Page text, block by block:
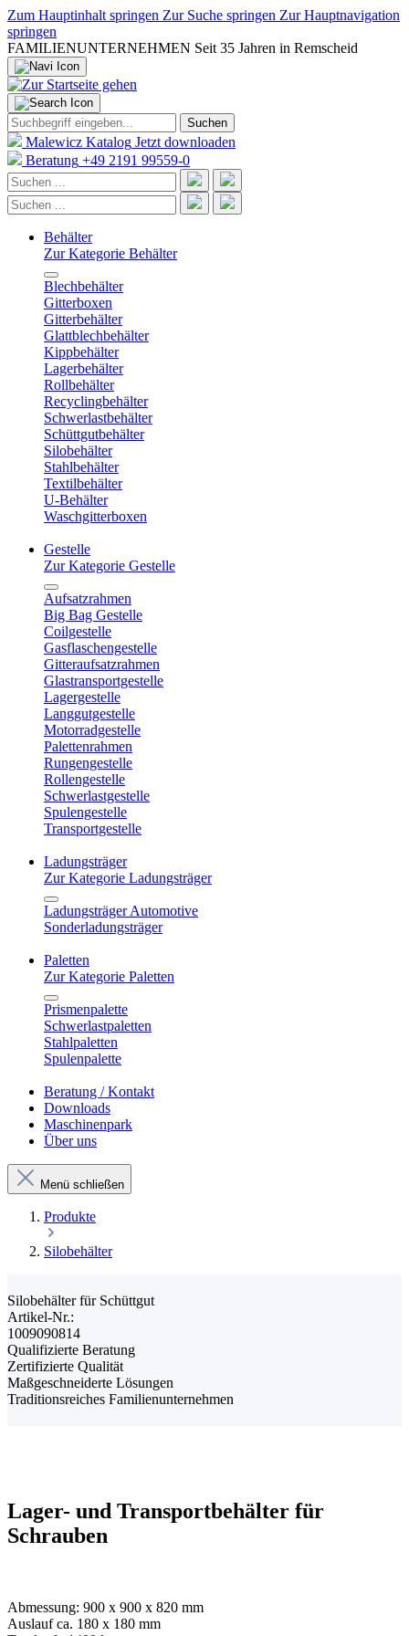
Zum Hauptinhalt springen Zur Suche springen Zur Hauptnavigation
springen
FAMILIENUNTERNEHMEN Seit 35 Jahren in Remscheid
Suchen
Malewicz Katalog Jetzt downloaden
Beratung +49 2191 99559-0
Behälter
Zur Kategorie Behälter
Blechbehälter
Gitterboxen
Gitterbehälter
Glattblechbehälter
Kippbehälter
Lagerbehälter
Rollbehälter
Recyclingbehälter
Schwerlastbehälter
Schüttgutbehälter
Silobehälter
Stahlbehälter
Textilbehälter
U-Behälter
Waschgitterboxen
Gestelle
Zur Kategorie Gestelle
Aufsatzrahmen
Big Bag Gestelle
Coilgestelle
Gasflaschengestelle
Gitteraufsatzrahmen
Glastransportgestelle
Lagergestelle
Langgutgestelle
Motorradgestelle
Palettenrahmen
Rungengestelle
Rollengestelle
Schwerlastgestelle
Spulengestelle
Transportgestelle
Ladungsträger
Zur Kategorie Ladungsträger
Ladungsträger Automotive
Sonderladungsträger
Paletten
Zur Kategorie Paletten
Prismenpalette
Schwerlastpaletten
Stahlpaletten
Spulenpalette
Beratung / Kontakt
Downloads
Maschinenpark
Über uns
Menü schließen
Produkte
Silobehälter
Silobehälter für Schüttgut
Artikel-Nr.:
1009090814
Qualifizierte Beratung
Zertifizierte Qualität
Maßgeschneiderte Lösungen
Traditionsreiches Familienunternehmen
Lager- und Transportbehälter für
Schrauben
Abmessung: 900 x 900 x 820 mm
Auslauf ca. 180 x 180 mm